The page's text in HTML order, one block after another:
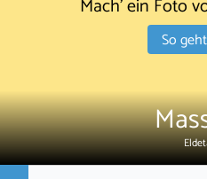
Mach' ein Foto
So